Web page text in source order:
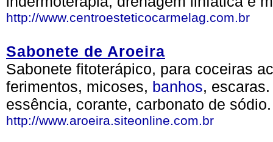
http://www.centroesteticocarmelag.com.br
Sabonete de Aroeira
Sabonete fitoterápico, para coceiras
ferimentos, micoses, banhos,
essência, corante, carbonato de
http://www.aroeira.siteonline.com.br